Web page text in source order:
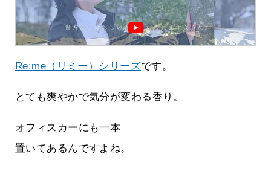
Re:me（リミー）シリーズです。
とても爽やかで気分が変わる香り。
オフィスカーにも一本
置いてあるんですよね。